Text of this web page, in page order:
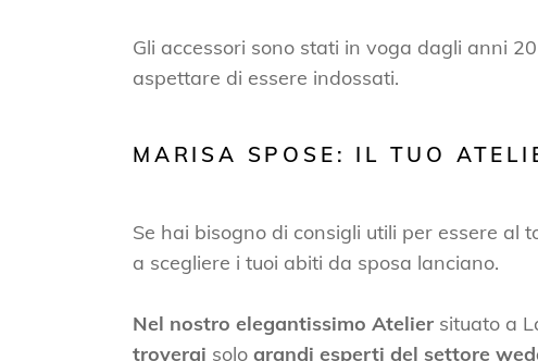
Gli accessori sono stati in voga dagli anni
aspettare di essere indossati.
MARISA SPOSE: IL TUO
Se hai bisogno di consigli utili per essere al
a scegliere i tuoi abiti da sposa lanciano.
Nel nostro elegantissimo Atelier situato a
troverai solo grandi esperti del settore